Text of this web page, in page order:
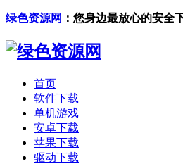
绿色资源网 ：您身边最放心的安全
首页
软件下载
单机游戏
安卓下载
苹果下载
驱动下载